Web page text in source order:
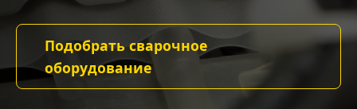
Подобрать сварочное
оборудование